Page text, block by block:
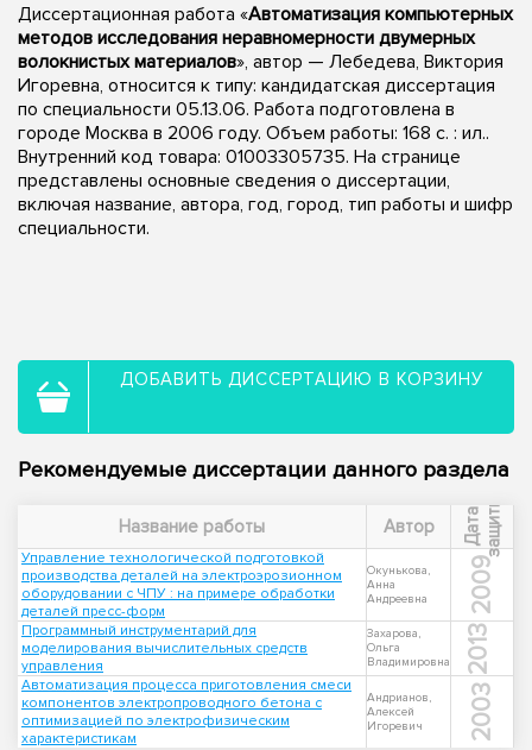
Диссертационная работа «Автоматизация компьютерных
методов исследования неравномерности двумерных
волокнистых материалов», автор — Лебедева, Виктория
Игоревна, относится к типу: кандидатская диссертация
по специальности 05.13.06. Работа подготовлена в
городе Москва в 2006 году. Объем работы: 168 с. : ил..
Внутренний код товара: 01003305735. На странице
представлены основные сведения о диссертации,
включая название, автора, год, город, тип работы и шифр
специальности.
ДОБАВИТЬ ДИССЕРТАЦИЮ В КОРЗИНУ
Рекомендуемые диссертации данного раздела
Название работы Автор Д
а
т
а
з
а
щ
и
т ы
Управление технологической подготовкой
производства деталей на электроэрозионном
оборудовании с ЧПУ : на примере обработки
деталей пресс-форм
Окунькова,
Анна
Андреевна
2009
Программный инструментарий для
моделирования вычислительных средств
управления
Захарова,
Ольга
Владимировна
2013
Автоматизация процесса приготовления смеси
компонентов электропроводного бетона с
оптимизацией по электрофизическим
характеристикам
Андрианов,
Алексей
Игоревич
2003